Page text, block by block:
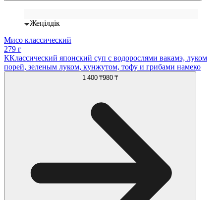
Жеңілдік
Мисо классический
279 г
ККлассический японский суп с водорослями вакамэ, луком
порей, зеленым луком, кунжутом, тофу и грибами намеко
1 400 ₸980 ₸